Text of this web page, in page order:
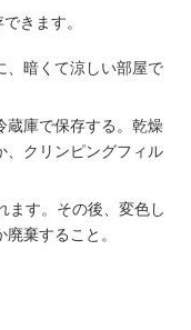
きます。
、暗くて涼しい部屋で
蔵庫で保存する。乾燥
、クリンピングフィル
ます。その後、変色し
棄すること。